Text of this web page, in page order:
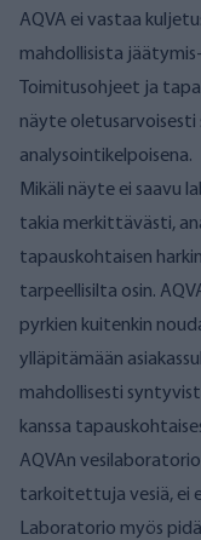
AQVA ei vastaa
mahdollisista
Toimitusohjeet ja
näyte oletusarvoisesti
analysointikelpoisena.
Mikäli näyte ei saavu
takia merkittävästi,
tapauskohtaisen
tarpeellisilta osin.
pyrkien kuitenkin
ylläpitämään
mahdollisesti
kanssa
AQVAn
tarkoitettuja vesiä, ei
Laboratorio myös